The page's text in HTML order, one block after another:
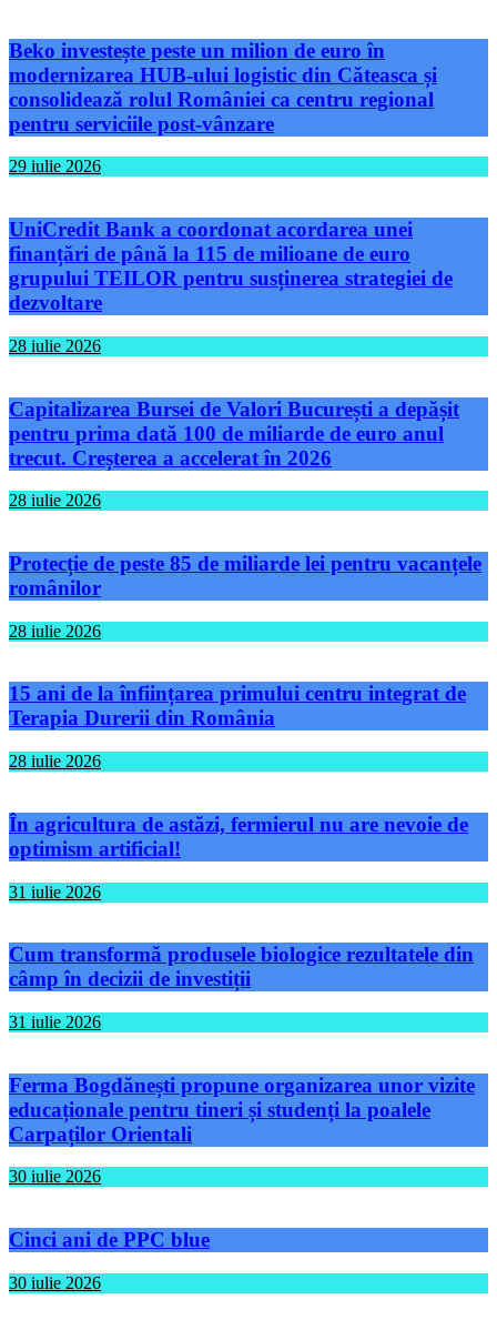
Beko investește peste un milion de euro în
modernizarea HUB-ului logistic din Căteasca și
consolidează rolul României ca centru regional
pentru serviciile post-vânzare
29 iulie 2026
UniCredit Bank a coordonat acordarea unei
finanțări de până la 115 de milioane de euro
grupului TEILOR pentru susținerea strategiei de
dezvoltare
28 iulie 2026
Capitalizarea Bursei de Valori București a depășit
pentru prima dată 100 de miliarde de euro anul
trecut. Creșterea a accelerat în 2026
28 iulie 2026
Protecție de peste 85 de miliarde lei pentru vacanțele
românilor
28 iulie 2026
15 ani de la înființarea primului centru integrat de
Terapia Durerii din România
28 iulie 2026
În agricultura de astăzi, fermierul nu are nevoie de
optimism artificial!
31 iulie 2026
Cum transformă produsele biologice rezultatele din
câmp în decizii de investiții
31 iulie 2026
Ferma Bogdănești propune organizarea unor vizite
educaționale pentru tineri și studenți la poalele
Carpaților Orientali
30 iulie 2026
Cinci ani de PPC blue
30 iulie 2026